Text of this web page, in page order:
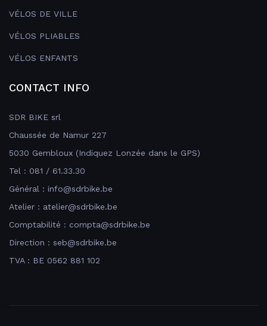
VÉLOS DE VILLE
VÉLOS PLIABLES
VÉLOS ENFANTS
CONTACT INFO
SDR BIKE srl
Chaussée de Namur 227
5030 Gembloux (Indiquez Lonzée dans le GPS)
Tel : 081 / 61.33.30
Général : info@sdrbike.be
Atelier : atelier@sdrbike.be
Comptabilité : compta@sdrbike.be
Direction : seb@sdrbike.be
TVA : BE 0562 881 102